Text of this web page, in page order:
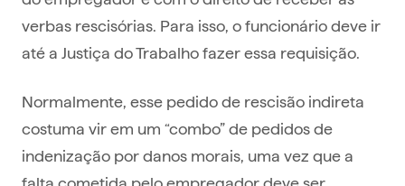
verbas rescisórias. Para isso, o funcionário deve ir
até a Justiça do Trabalho fazer essa requisição.
Normalmente, esse pedido de rescisão indireta
costuma vir em um “combo” de pedidos de
indenização por danos morais, uma vez que a